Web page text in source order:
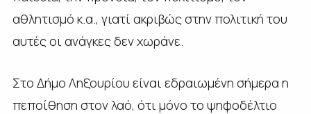
αθλητισμό κ.α., γιατί ακριβώς στην πολιτική του
αυτές οι ανάγκες δεν χωράνε.
Στο Δήμο Ληξουρίου είναι εδραιωμένη σήμερα η
πεποίθηση στον λαό, ότι μόνο το ψηφοδέλτιο